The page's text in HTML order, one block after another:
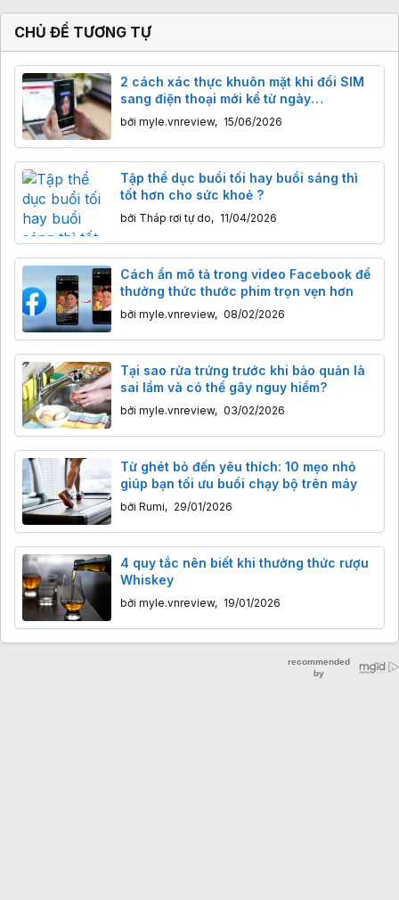
CHỦ ĐỀ TƯƠNG TỰ
2 cách xác thực khuôn mặt khi đổi SIM
sang điện thoại mới kể từ ngày
15/6/2026
bởi myle.vnreview, 15/06/2026
Tập thể dục buổi tối hay buổi sáng thì
tốt hơn cho sức khoẻ ?
bởi Tháp rơi tự do, 11/04/2026
Cách ẩn mô tả trong video Facebook để
thưởng thức thước phim trọn vẹn hơn
bởi myle.vnreview, 08/02/2026
Tại sao rửa trứng trước khi bảo quản là
sai lầm và có thể gây nguy hiểm?
bởi myle.vnreview, 03/02/2026
Từ ghét bỏ đến yêu thích: 10 mẹo nhỏ
giúp bạn tối ưu buổi chạy bộ trên máy
bởi Rumi, 29/01/2026
4 quy tắc nên biết khi thưởng thức rượu
Whiskey
bởi myle.vnreview, 19/01/2026